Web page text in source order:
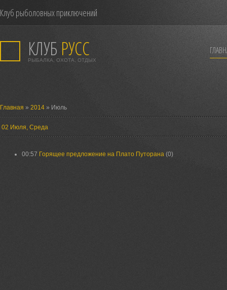
Клуб рыболовных приключений
КЛУБ РУСС
РЫБАЛКА, ОХОТА, ОТДЫХ
Главная » 2014 » Июль
02 Июля, Среда
00:57 Горящее предложение на Плато Путорана (0)